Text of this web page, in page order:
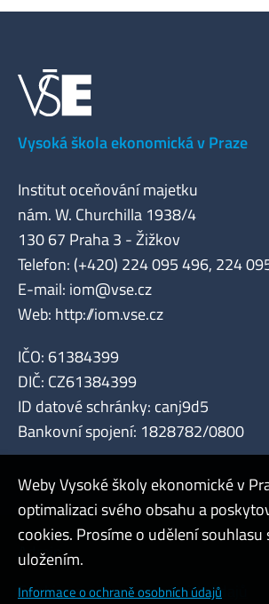
Vysoká škola ekonomická v Praze
Institut oceňování majetku
nám. W. Churchilla 1938/4
130 67 Praha 3 - Žižkov
Telefon: (+420) 224 095 496, 224
E-mail: iom@vse.cz
Web: http://iom.vse.cz
IČO: 61384399
DIČ: CZ61384399
ID datové schránky: canj9d5
Bankovní spojení: 1828782/0800
Admin
Cookies a ochrana osobních údajů
Weby Vysoké školy ekonomické v
optimalizaci svého obsahu a
cookies. Prosíme o udělení souhlasu
uložením.
Informace o ochraně osobních údajů